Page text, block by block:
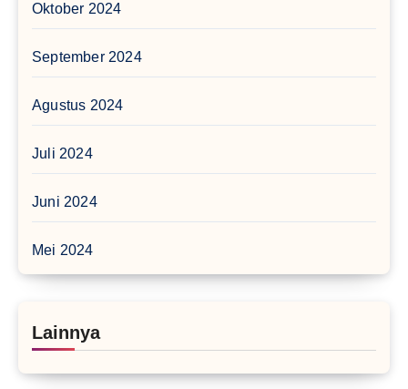
Oktober 2024
September 2024
Agustus 2024
Juli 2024
Juni 2024
Mei 2024
Lainnya